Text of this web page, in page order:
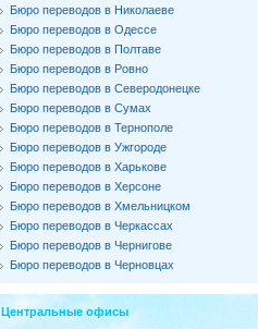
Бюро переводов в Николаеве
Бюро переводов в Одессе
Бюро переводов в Полтаве
Бюро переводов в Ровно
Бюро переводов в Северодонецке
Бюро переводов в Сумах
Бюро переводов в Тернополе
Бюро переводов в Ужгороде
Бюро переводов в Харькове
Бюро переводов в Херсоне
Бюро переводов в Хмельницком
Бюро переводов в Черкассах
Бюро переводов в Чернигове
Бюро переводов в Черновцах
Центральные офисы